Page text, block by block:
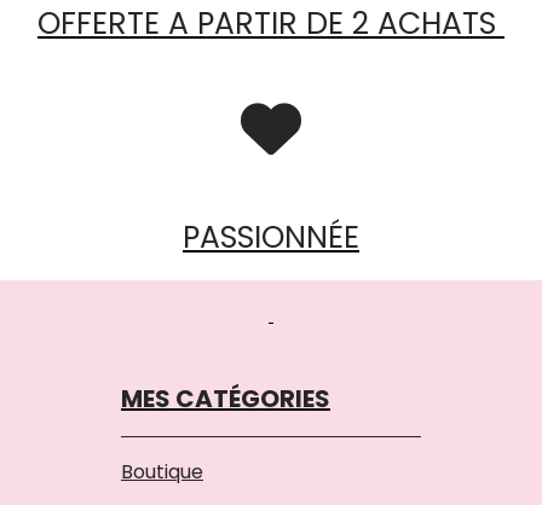
OFFERTE A PARTIR DE 2 ACHATS

PASSIONNÉE
MES CATÉGORIES
Boutique